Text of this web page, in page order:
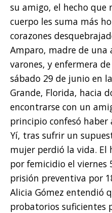
su amigo, el hecho que
cuerpo les suma más
corazones
Amparo, madre de una
varones, y enfermera de
sábado 29 de junio en
Grande, Florida, hacia
encontrarse con un
principio confesó
Yí, tras sufrir un
mujer perdió la vida.
por femicidio el viernes
prisión preventiva por
Alicia Gómez entendió
probatorios suficientes